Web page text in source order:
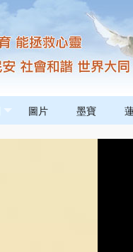
圖片 墨寶